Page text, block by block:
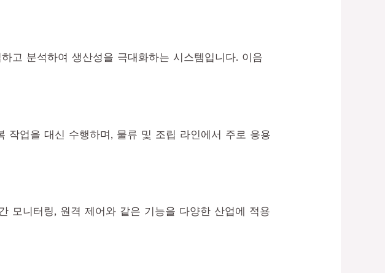
고 분석하여 생산성을 극대화하는 시스템입니다. 이음
작업을 대신 수행하며, 물류 및 조립 라인에서 주로 응용
모니터링, 원격 제어와 같은 기능을 다양한 산업에 적용